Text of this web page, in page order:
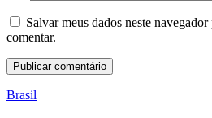
Salvar meus dados neste
comentar.
Brasil